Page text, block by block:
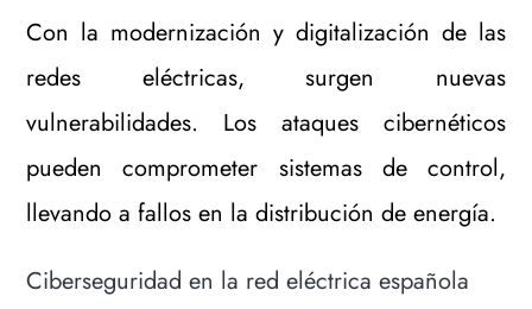
Con la modernización y digitalización de las
redes eléctricas, surgen nuevas
vulnerabilidades. Los ataques cibernéticos
pueden comprometer sistemas de control,
llevando a fallos en la distribución de energía.
Ciberseguridad en la red eléctrica española